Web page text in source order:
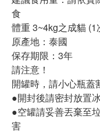
食
體重 3~4kg之成貓 (1
原產地：泰國
保存期限：3年
請注意！
開罐時，請小心瓶蓋
●開封後請密封放置
●空罐請妥善丟棄至
害